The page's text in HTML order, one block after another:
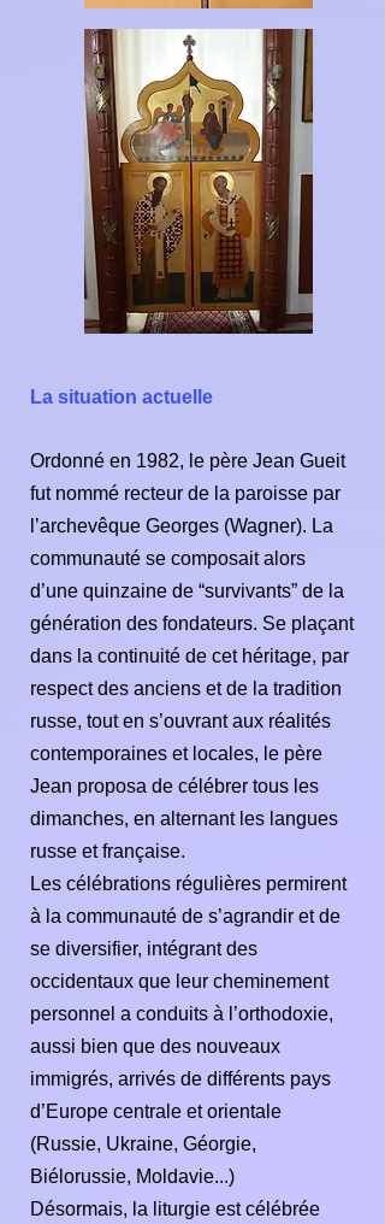
La situation actuelle
Ordonné en 1982, le père Jean Gueit
fut nommé recteur de la paroisse par
l’archevêque Georges (Wagner). La
communauté se composait alors
d’une quinzaine de “survivants” de la
génération des fondateurs. Se plaçant
dans la continuité de cet héritage, par
respect des anciens et de la tradition
russe, tout en s’ouvrant aux réalités
contemporaines et locales, le père
Jean proposa de célébrer tous les
dimanches, en alternant les langues
russe et française.
Les célébrations régulières permirent
à la communauté de s’agrandir et de
se diversifier, intégrant des
occidentaux que leur cheminement
personnel a conduits à l’orthodoxie,
aussi bien que des nouveaux
immigrés, arrivés de différents pays
d’Europe centrale et orientale
(Russie, Ukraine, Géorgie,
Biélorussie, Moldavie...)
Désormais, la liturgie est célébrée